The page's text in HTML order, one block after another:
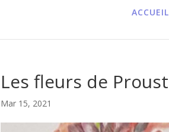
ACCUEIL
Les fleurs de Proust
Mar 15, 2021